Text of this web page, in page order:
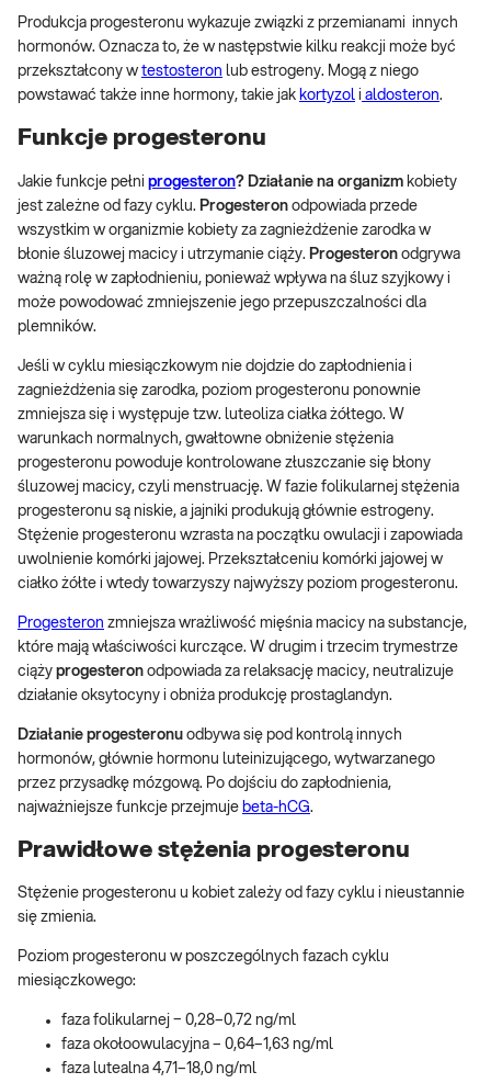
Produkcja progesteronu wykazuje związki z przemianami innych
hormonów. Oznacza to, że w następstwie kilku reakcji może być
przekształcony w testosteron lub estrogeny. Mogą z niego
powstawać także inne hormony, takie jak kortyzol i aldosteron.
Funkcje progesteronu
Jakie funkcje pełni progesteron? Działanie na organizm kobiety
jest zależne od fazy cyklu. Progesteron odpowiada przede
wszystkim w organizmie kobiety za zagnieżdżenie zarodka w
błonie śluzowej macicy i utrzymanie ciąży. Progesteron odgrywa
ważną rolę w zapłodnieniu, ponieważ wpływa na śluz szyjkowy i
może powodować zmniejszenie jego przepuszczalności dla
plemników.
Jeśli w cyklu miesiączkowym nie dojdzie do zapłodnienia i
zagnieżdżenia się zarodka, poziom progesteronu ponownie
zmniejsza się i występuje tzw. luteoliza ciałka żółtego. W
warunkach normalnych, gwałtowne obniżenie stężenia
progesteronu powoduje kontrolowane złuszczanie się błony
śluzowej macicy, czyli menstruację. W fazie folikularnej stężenia
progesteronu są niskie, a jajniki produkują głównie estrogeny.
Stężenie progesteronu wzrasta na początku owulacji i zapowiada
uwolnienie komórki jajowej. Przekształceniu komórki jajowej w
ciałko żółte i wtedy towarzyszy najwyższy poziom progesteronu.
Progesteron zmniejsza wrażliwość mięśnia macicy na substancje,
które mają właściwości kurczące. W drugim i trzecim trymestrze
ciąży progesteron odpowiada za relaksację macicy, neutralizuje
działanie oksytocyny i obniża produkcję prostaglandyn.
Działanie progesteronu odbywa się pod kontrolą innych
hormonów, głównie hormonu luteinizującego, wytwarzanego
przez przysadkę mózgową. Po dojściu do zapłodnienia,
najważniejsze funkcje przejmuje beta-hCG.
Prawidłowe stężenia progesteronu
Stężenie progesteronu u kobiet zależy od fazy cyklu i nieustannie
się zmienia.
Poziom progesteronu w poszczególnych fazach cyklu
miesiączkowego:
faza folikularnej − 0,28–0,72 ng/ml
faza okołoowulacyjna – 0,64–1,63 ng/ml
faza lutealna 4,71–18,0 ng/ml